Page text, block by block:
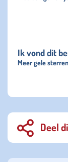
Ik vond dit
Meer gele
Deel